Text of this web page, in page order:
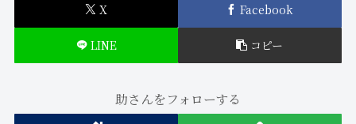
X Facebook
LINE コピー
助さんをフォローする